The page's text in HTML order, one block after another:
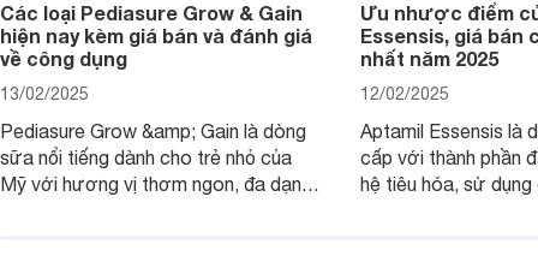
Các loại Pediasure Grow & Gain
hiện nay kèm giá bán và đánh giá
về công dụng
13/02/2025
Pediasure Grow &amp; Gain là dòng
sữa nổi tiếng dành cho trẻ nhỏ của
Mỹ với hương vị thơm ngon, đa dạng
Ưu nhược điểm
Essensis, giá bán
nhất năm 2025
12/02/2025
Aptamil Essensis là
cấp với thành phần
hệ tiêu hóa, sử